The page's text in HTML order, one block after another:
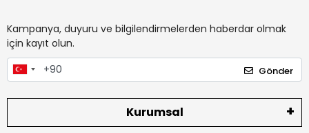
Kampanya, duyuru ve bilgilendirmelerden haberdar olmak
için kayıt olun.
Gönder
Kurumsal